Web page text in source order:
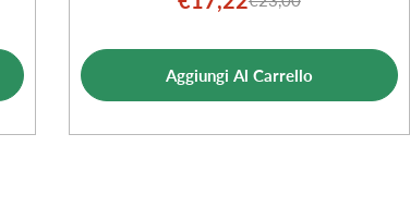
vendita
Aggiungi Al Carrello